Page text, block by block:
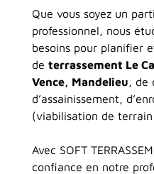
Que vous soyez un
professionnel, nous
besoins pour planifier
de terrassement Le
Vence, Mandelieu, de
d’assainissement,
(viabilisation de
Avec SOFT
confiance en notre